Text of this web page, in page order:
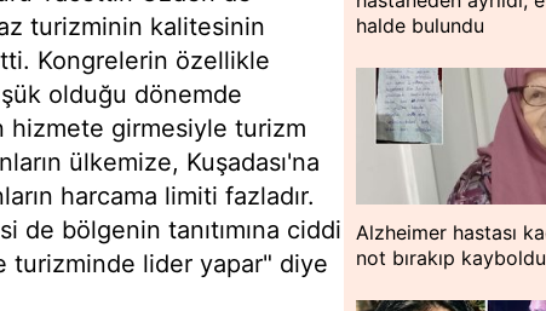
turizminin kalitesinin
Kongrelerin özellikle
olduğu dönemde
hizmete girmesiyle turizm
ülkemize, Kuşadası'na
harcama limiti fazladır.
de bölgenin tanıtımına ciddi
turizminde lider yapar" diye
halde bulundu
Alzheimer hastası
not bırakıp kayboldu